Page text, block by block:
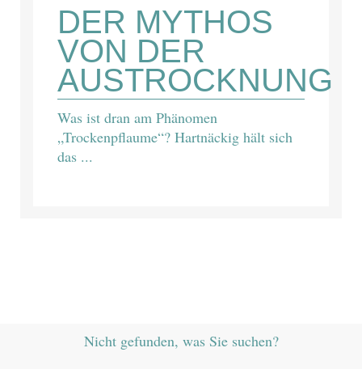
DER MYTHOS
VON DER
AUSTROCKNUNG
Was ist dran am Phänomen
„Trockenpflaume“? Hartnäckig hält sich
das ...
Nicht gefunden, was Sie suchen?